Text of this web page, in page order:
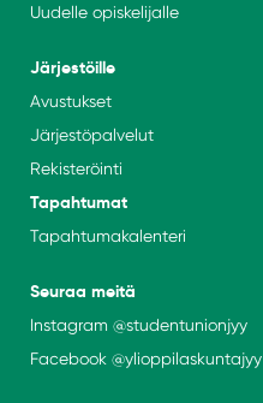
Uudelle opiskelijalle
Järjestöille
Avustukset
Järjestöpalvelut
Rekisteröinti
Tapahtumat
Tapahtumakalenteri
Seuraa meitä
Instagram @studentunionjyy
Facebook @ylioppilaskuntajyy